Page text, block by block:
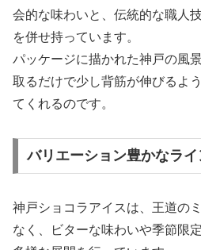
会的な味わいと、伝統的な職人
を併せ持っています。
パッケージに描かれた神戸の風
取るだけで少し背筋が伸びるよ
てくれるのです。
バリエーション豊かなラ
神戸ショコラアイスは、王道の
なく、ビターな味わいや季節限